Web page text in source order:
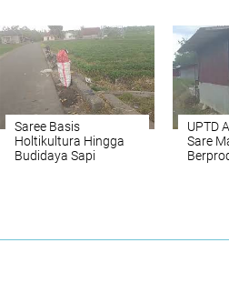
Pensiun
Saree Basis
Holtikultura Hingga
Budidaya Sapi
UPTD
Sare